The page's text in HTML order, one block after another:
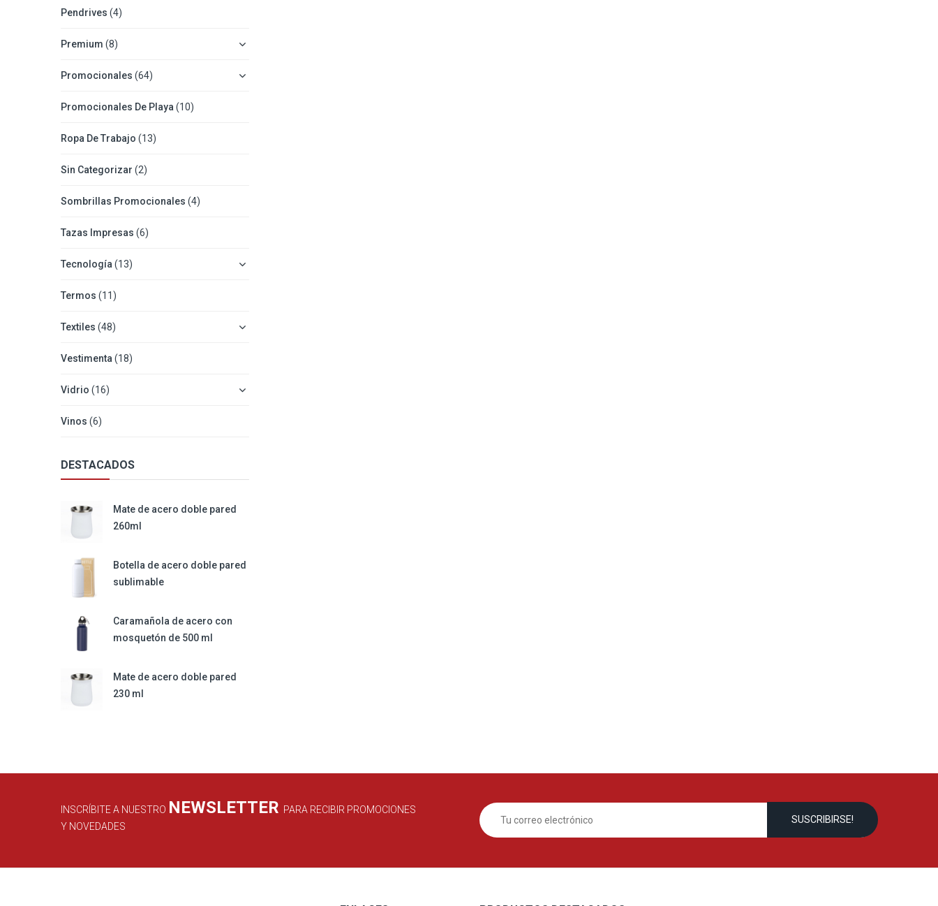
Pendrives (4)
Premium (8)
Promocionales (64)
Promocionales De Playa (10)
Ropa De Trabajo (13)
Sin Categorizar (2)
Sombrillas Promocionales (4)
Tazas Impresas (6)
Tecnología (13)
Termos (11)
Textiles (48)
Vestimenta (18)
Vidrio (16)
Vinos (6)
DESTACADOS
Mate de acero doble pared
260ml
Botella de acero doble pared
sublimable
Caramañola de acero con
mosquetón de 500 ml
Mate de acero doble pared
230 ml
INSCRÍBITE A NUESTRO NEWSLETTER PARA RECIBIR PROMOCIONES
Y NOVEDADES